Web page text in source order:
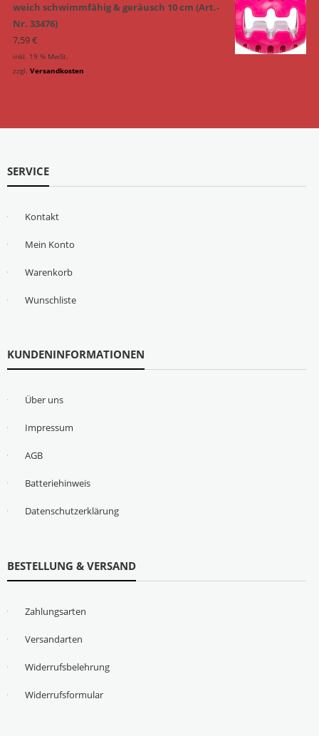
weich schwimmfähig & geräusch 10 cm (Art.-
Nr. 33476)
7,59€
inkl. 19 % MwSt.
zzgl. Versandkosten
SERVICE
Kontakt
Mein Konto
Warenkorb
Wunschliste
KUNDENINFORMATIONEN
Über uns
Impressum
AGB
Batteriehinweis
Datenschutzerklärung
BESTELLUNG & VERSAND
Zahlungsarten
Versandarten
Widerrufsbelehrung
Widerrufsformular